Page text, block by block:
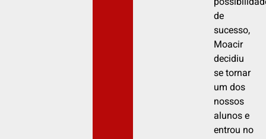
de
sucesso,
Moacir
decidiu
se tornar
um dos
nossos
alunos e
entrou no